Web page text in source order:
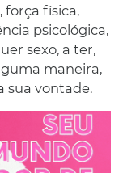
força física,
psicológica,
sexo, a ter,
maneira,
sua vontade.